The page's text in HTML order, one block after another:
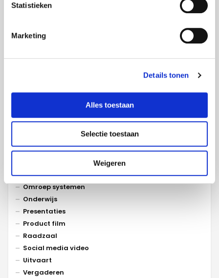
Statistieken
Marketing
Details tonen
Alles toestaan
Selectie toestaan
Weigeren
Animaties
LED schermen
NOBOXX
Omroep systemen
Onderwijs
Presentaties
Product film
Raadzaal
Social media video
Uitvaart
Vergaderen